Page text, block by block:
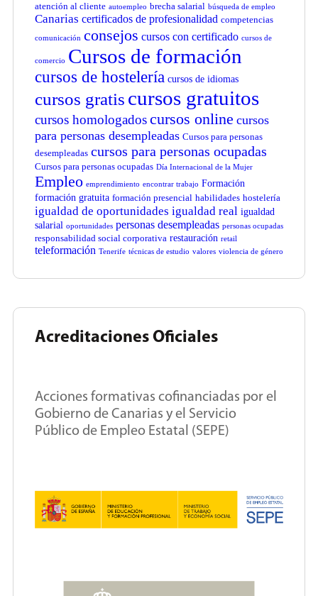
atención al cliente autoempleo brecha salarial búsqueda de empleo
Canarias certificados de profesionalidad competencias
comunicación consejos cursos con certificado cursos de
comercio Cursos de formación
cursos de hostelería cursos de idiomas
cursos gratis cursos gratuitos
cursos homologadoscursos online cursos
para personas desempleadas Cursos para personas
desempleadas cursos para personas ocupadas
Cursos para personas ocupadas Día Internacional de la Mujer
Empleo emprendimiento encontrar trabajo Formación
formación gratuita formación presencial habilidades hostelería
igualdad de oportunidades igualdad real igualdad
salarial oportunidades personas desempleadas personas ocupadas
responsabilidad social corporativa restauración retail
teleformación Tenerife técnicas de estudio valores violencia de género
Acreditaciones Oficiales
Acciones formativas cofinanciadas por el
Gobierno de Canarias y el Servicio
Público de Empleo Estatal (SEPE)